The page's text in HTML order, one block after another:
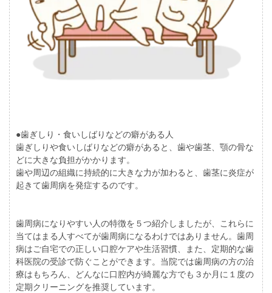
●歯ぎしり・食いしばりなどの癖がある人
歯ぎしりや食いしばりなどの癖があると、歯や歯茎、顎の骨な
どに大きな負担がかかります。
歯や周辺の組織に持続的に大きな力が加わると、歯茎に炎症が
起きて歯周病を発症するのです。
歯周病になりやすい人の特徴を５つ紹介しましたが、これらに
当てはまる人すべてが歯周病になるわけではありません。歯周
病はご自宅での正しい口腔ケアや生活習慣、また、定期的な歯
科医院の受診で防ぐことができます。当院では歯周病の方の治
療はもちろん、どんなに口腔内が綺麗な方でも３か月に１度の
定期クリーニングを推奨しています。